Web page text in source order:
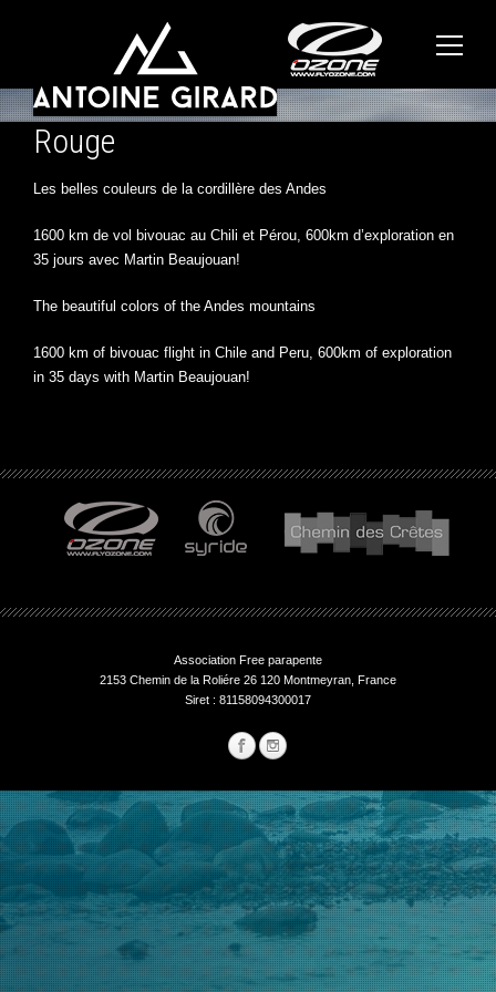
Rouge
Les belles couleurs de la cordillère des Andes
1600 km de vol bivouac au Chili et Pérou, 600km d’exploration en
35 jours avec Martin Beaujouan!
The beautiful colors of the Andes mountains
1600 km of bivouac flight in Chile and Peru, 600km of exploration
in 35 days with Martin Beaujouan!
Association Free parapente
2153 Chemin de la Roliére 26 120 Montmeyran, France
Siret : 81158094300017